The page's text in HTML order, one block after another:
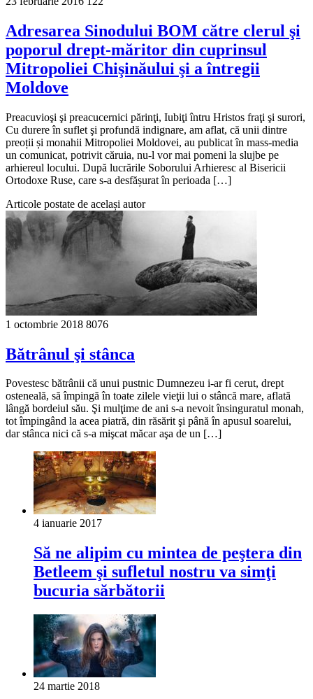
Adresarea Sinodului BOM către clerul şi
poporul drept-măritor din cuprinsul
Mitropoliei Chişinăului şi a întregii
Moldove
Preacuvioşi şi preacucernici părinţi, Iubiţi întru Hristos fraţi şi surori,
Cu durere în suflet şi profundă indignare, am aflat, că unii dintre
preoții și monahii Mitropoliei Moldovei, au publicat în mass-media
un comunicat, potrivit căruia, nu-l vor mai pomeni la slujbe pe
arhiereul locului. După lucrările Soborului Arhieresc al Bisericii
Ortodoxe Ruse, care s-a desfășurat în perioada […]
Articole postate de același autor
1 octombrie 2018 8076
Bătrânul şi stânca
Povestesc bătrânii că unui pustnic Dumnezeu i-ar fi cerut, drept
osteneală, să împingă în toate zilele vieţii lui o stâncă mare, aflată
lângă bordeiul său. Şi mulţime de ani s-a nevoit însinguratul monah,
tot împingând la acea piatră, din răsărit şi până în apusul soarelui,
dar stânca nici că s-a mişcat măcar aşa de un […]
4 ianuarie 2017
Să ne alipim cu mintea de peştera din
Betleem şi sufletul nostru va simţi
bucuria sărbătorii
24 martie 2018